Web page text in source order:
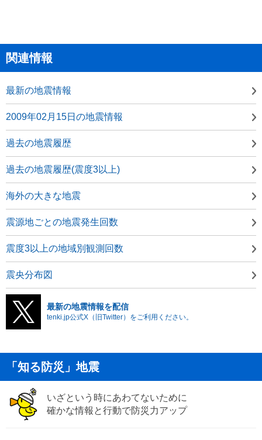
関連情報
最新の地震情報
2009年02月15日の地震情報
過去の地震履歴
過去の地震履歴(震度3以上)
海外の大きな地震
震源地ごとの地震発生回数
震度3以上の地域別観測回数
震央分布図
最新の地震情報を配信
tenki.jp公式X（旧Twitter）をご利用ください。
「知る防災」地震
いざという時にあわてないために
確かな情報と行動で防災力アップ